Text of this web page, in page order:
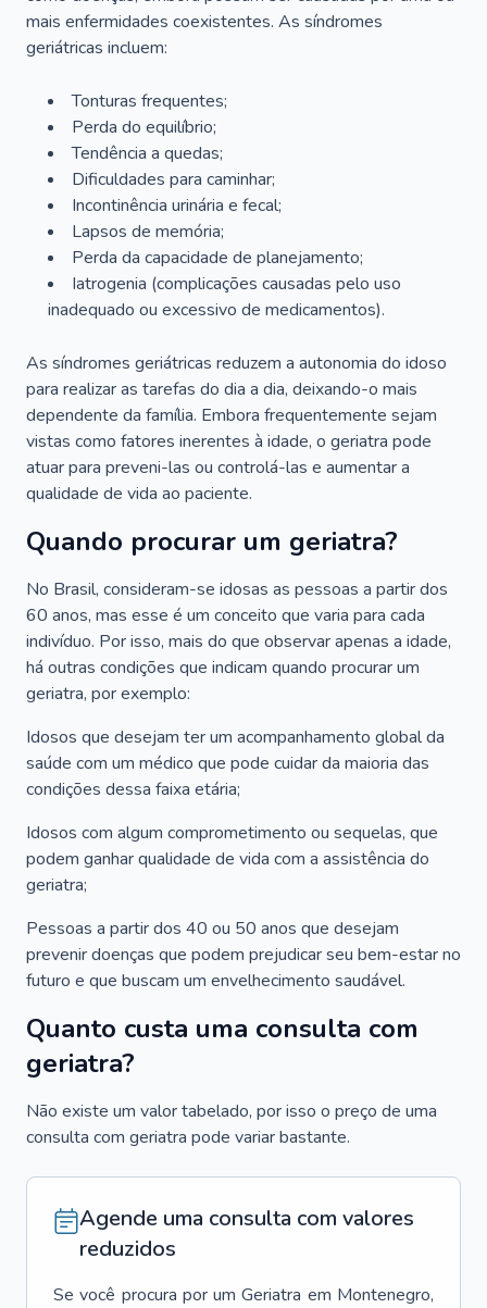
mais enfermidades coexistentes. As síndromes
geriátricas incluem:
Tonturas frequentes;
Perda do equilíbrio;
Tendência a quedas;
Dificuldades para caminhar;
Incontinência urinária e fecal;
Lapsos de memória;
Perda da capacidade de planejamento;
Iatrogenia (complicações causadas pelo uso
inadequado ou excessivo de medicamentos).
As síndromes geriátricas reduzem a autonomia do idoso
para realizar as tarefas do dia a dia, deixando-o mais
dependente da família. Embora frequentemente sejam
vistas como fatores inerentes à idade, o geriatra pode
atuar para preveni-las ou controlá-las e aumentar a
qualidade de vida ao paciente.
Quando procurar um geriatra?
No Brasil, consideram-se idosas as pessoas a partir dos
60 anos, mas esse é um conceito que varia para cada
indivíduo. Por isso, mais do que observar apenas a idade,
há outras condições que indicam quando procurar um
geriatra, por exemplo:
Idosos que desejam ter um acompanhamento global da
saúde com um médico que pode cuidar da maioria das
condições dessa faixa etária;
Idosos com algum comprometimento ou sequelas, que
podem ganhar qualidade de vida com a assistência do
geriatra;
Pessoas a partir dos 40 ou 50 anos que desejam
prevenir doenças que podem prejudicar seu bem-estar no
futuro e que buscam um envelhecimento saudável.
Quanto custa uma consulta com
geriatra?
Não existe um valor tabelado, por isso o preço de uma
consulta com geriatra pode variar bastante.
Agende uma consulta com valores
reduzidos
Se você procura por um Geriatra em Montenegro,